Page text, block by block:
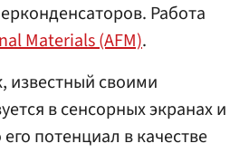
Работа
Materials (AFM).
известный своими
в сенсорных экранах и
потенциал в качестве